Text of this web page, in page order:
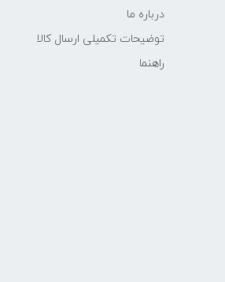
درباره ما
توضیحات تکمیلی ارسال کالا
راهنما